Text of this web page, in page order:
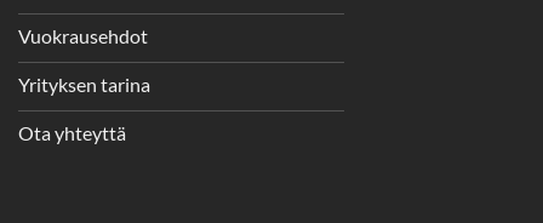
Vuokrausehdot
Yrityksen tarina
Ota yhteyttä